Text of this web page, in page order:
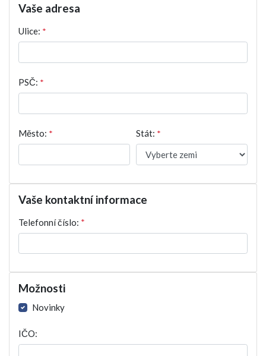
Vaše adresa
Ulice: *
PSČ: *
Město: * Stát: *
Vaše kontaktní informace
Telefonní číslo: *
Možnosti
Novinky
IČO: